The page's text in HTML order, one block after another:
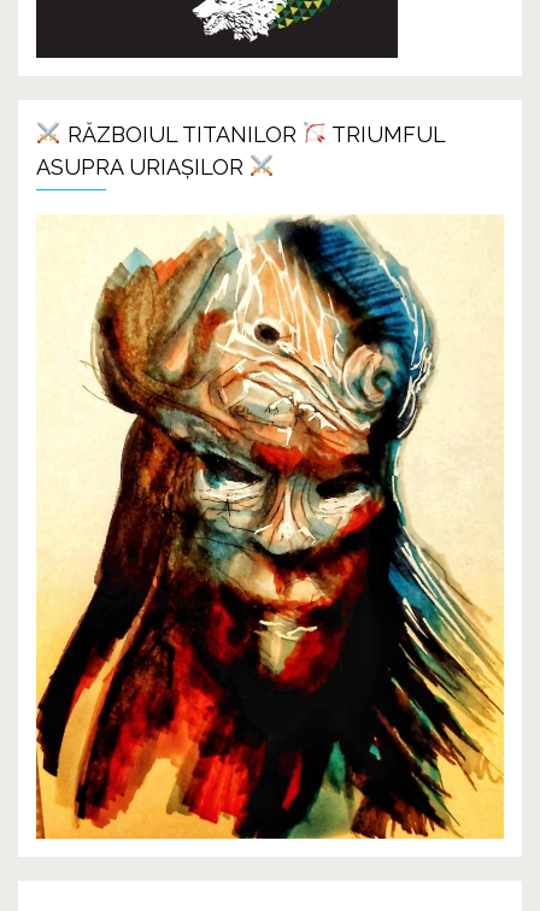
RĂZBOIUL TITANILOR
TRIUMFUL
ASUPRA URIAȘILOR